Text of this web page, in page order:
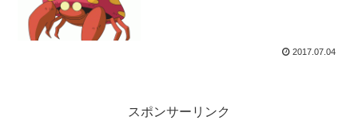
2017.07.04
スポンサーリンク